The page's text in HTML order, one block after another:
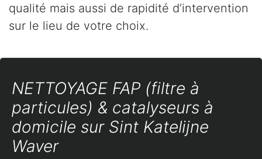
qualité mais aussi de rapidité d’intervention
sur le lieu de votre choix.
NETTOYAGE FAP (filtre à
particules) & catalyseurs à
domicile sur Sint Katelijne
Waver